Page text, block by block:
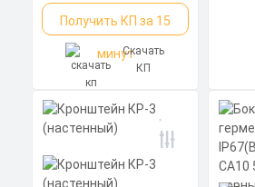
Получить КП за 15
минутСкачать
КП